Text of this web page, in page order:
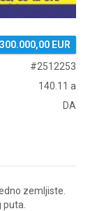
300.000,00 EUR
#2512253
140.11 a
DA
zemljiste.